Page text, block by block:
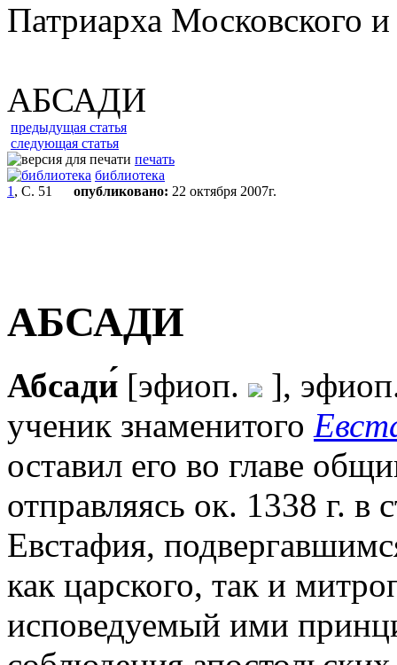
Патриарха Московского
АБСАДИ
предыдущая статья
следующая статья
печать
библиотека
1 , С. 51 опубликовано: 22 октября 2007г.
АБСАДИ
Абсади́ [эфиоп.
],
ученик знаменитого
оставил его во главе
отправляясь ок. 1338 г. в
Евстафия,
как царского, так и
исповедуемый ими